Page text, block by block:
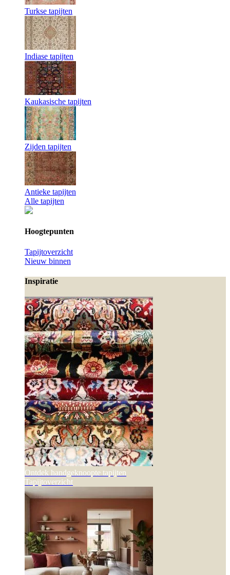
Turkse tapijten
Indiase tapijten
Kaukasische tapijten
Zijden tapijten
Antieke tapijten
Alle tapijten
Hoogtepunten
Tapijtoverzicht
Nieuw binnen
Inspiratie
Ontdek handgeknoopte tapijten
Tapijtoverzicht